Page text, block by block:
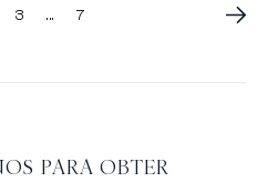
3 ... 7
PARA OBTER